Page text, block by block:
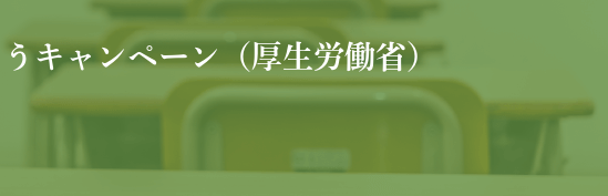
キャンペーン（厚生労働省）